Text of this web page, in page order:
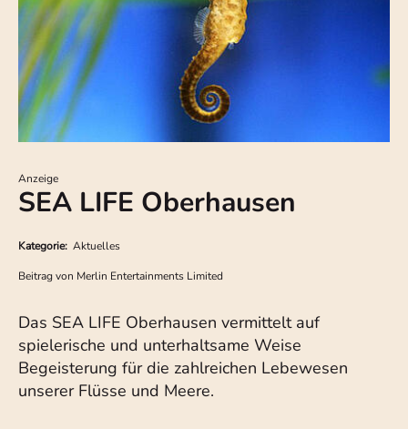
Anzeige
SEA LIFE Oberhausen
Kategorie: Aktuelles
Beitrag von Merlin Entertainments Limited
Das SEA LIFE Oberhausen vermittelt auf
spielerische und unterhaltsame Weise
Begeisterung für die zahlreichen Lebewesen
unserer Flüsse und Meere.